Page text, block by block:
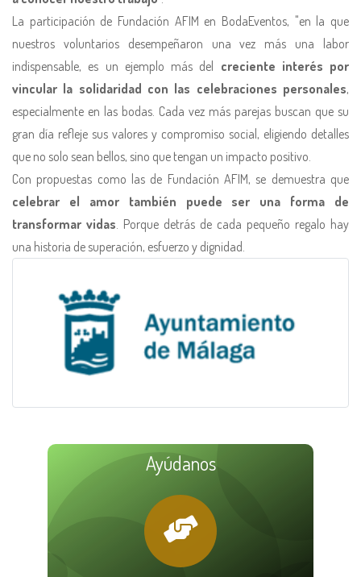
La participación de Fundación AFIM en BodaEventos, "en la que
nuestros voluntarios desempeñaron una vez más una labor
indispensable, es un ejemplo más del creciente interés por
vincular la solidaridad con las celebraciones personales,
especialmente en las bodas. Cada vez más parejas buscan que su
gran día refleje sus valores y compromiso social, eligiendo detalles
que no solo sean bellos, sino que tengan un impacto positivo.
Con propuestas como las de Fundación AFIM, se demuestra que
celebrar el amor también puede ser una forma de
transformar vidas . Porque detrás de cada pequeño regalo hay
una historia de superación, esfuerzo y dignidad.
Ayúdanos